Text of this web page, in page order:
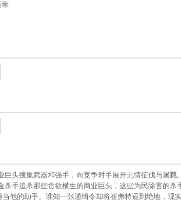
蒂
头搜集武器和强手，向竞争对手展开无情征伐与屠
手追杀那些贪欲横生的商业巨头，这些为民除害的
他的助手。谁知一张通缉令却将崔弗特逼到绝地，